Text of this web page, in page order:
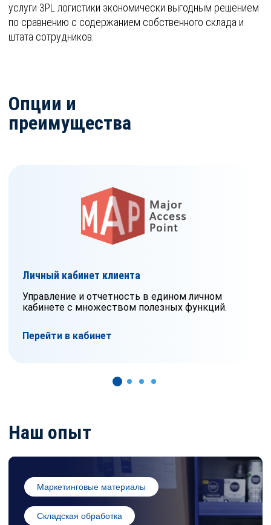
услуги 3PL логистики экономически выгодным решением
по сравнению с содержанием собственного склада и
штата сотрудников.
Опции и
преимущества
Личный кабинет клиента
Управление и отчетность в едином личном
кабинете с множеством полезных функций.
Перейти в кабинет
Наш опыт
Маркетинговые материалы
Складская обработка